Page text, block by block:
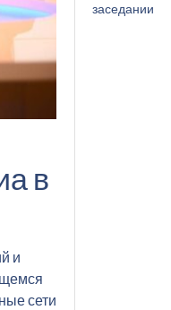
в
и
сети
заседании